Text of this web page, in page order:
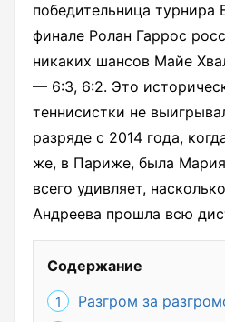
победительница
финале Ролан Гаррос
никаких шансов Майе
— 6:3, 6:2. Это
теннисистки не
разряде с 2014 года,
же, в Париже, была
всего удивляет,
Андреева прошла всю
Содержание
Разгром за